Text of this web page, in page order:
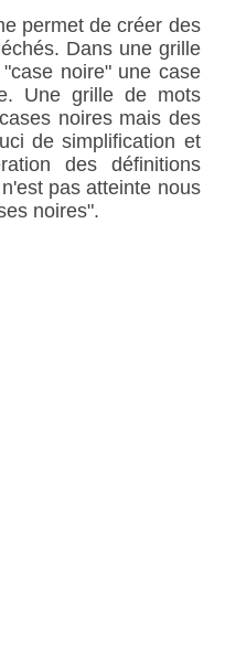
permet de créer des
Dans une grille
noire" une case
Une grille de mots
noires mais des
de simplification et
des définitions
pas atteinte nous
noires".